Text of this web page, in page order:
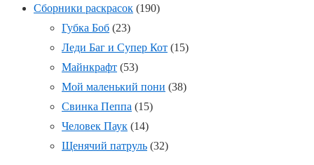
Сборники раскрасок (190)
Губка Боб (23)
Леди Баг и Супер Кот (15)
Майнкрафт (53)
Мой маленький пони (38)
Свинка Пеппа (15)
Человек Паук (14)
Щенячий патруль (32)